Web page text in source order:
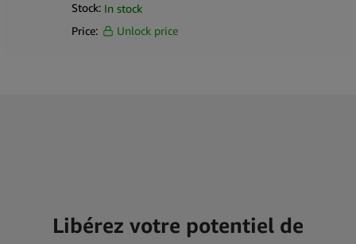
Stock: In stock
Price:
Unlock price
Libérez votre potentiel de